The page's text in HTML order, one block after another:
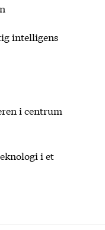
intelligens
i centrum
i et